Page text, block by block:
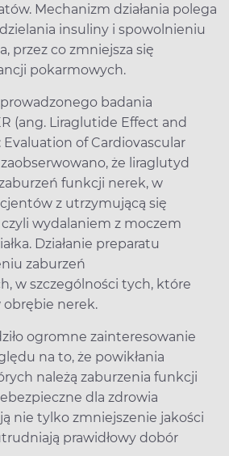
Mechanizm działania polega
insuliny i spowolnieniu
przez co zmniejsza się
pokarmowych.
badania
(ang. Liraglutide Effect and
of Cardiovascular
że liraglutyd
funkcji nerek, w
z utrzymującą się
wydalaniem z moczem
Działanie preparatu
zaburzeń
w szczególności tych, które
obrębie nerek.
ogromne zainteresowanie
na to, że powikłania
należą zaburzenia funkcji
dla zdrowia
nie tylko zmniejszenie jakości
prawidłowy dobór